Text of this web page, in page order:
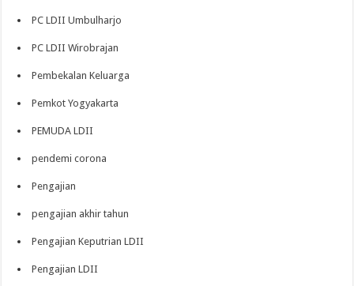
PC LDII Umbulharjo
PC LDII Wirobrajan
Pembekalan Keluarga
Pemkot Yogyakarta
PEMUDA LDII
pendemi corona
Pengajian
pengajian akhir tahun
Pengajian Keputrian LDII
Pengajian LDII